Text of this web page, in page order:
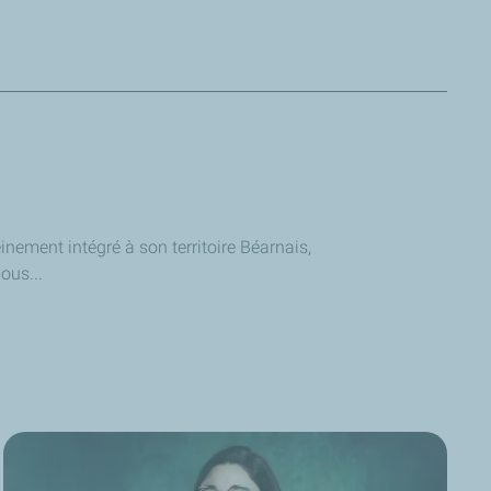
des branches.
grande diversité avec plus de 2500 personnes.
a développé le champ de Lacq.
solidarité avec l'ensemble du territoire."
intégré à son territoire Béarnais,